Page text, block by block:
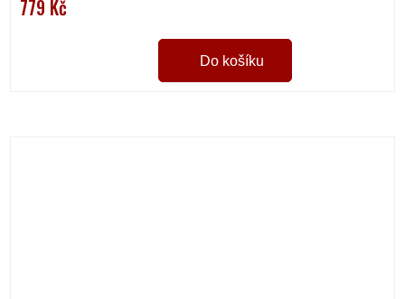
779 Kč
Do košíku